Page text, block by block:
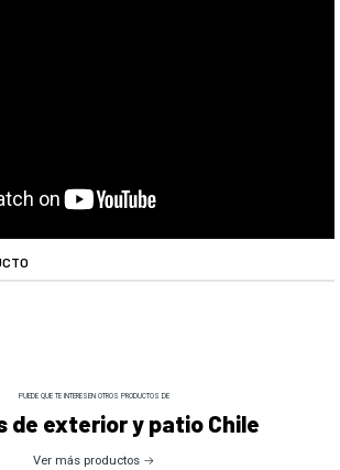
PUEDE QUE TE INTERESEN OTROS PRODUCTOS DE
de exterior y patio Chile
Ver más productos